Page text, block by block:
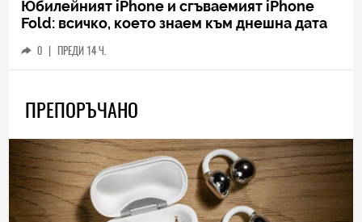
Юбилейният iPhone и сгъваемият iPhone
Fold: всичко, което знаем към днешна дата
0 ПРЕДИ 14 Ч.
ПРЕПОРЪЧАНО